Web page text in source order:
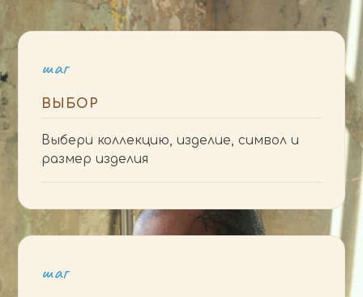
шаг
ВЫБОР
Выбери коллекцию, изделие, символ и
размер изделия
шаг